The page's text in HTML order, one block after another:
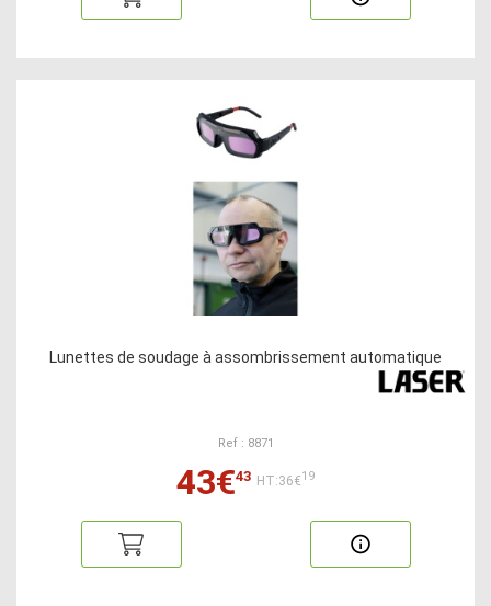
Lunettes de soudage à assombrissement automatique
Ref : 8871
43€43 HT:36€19